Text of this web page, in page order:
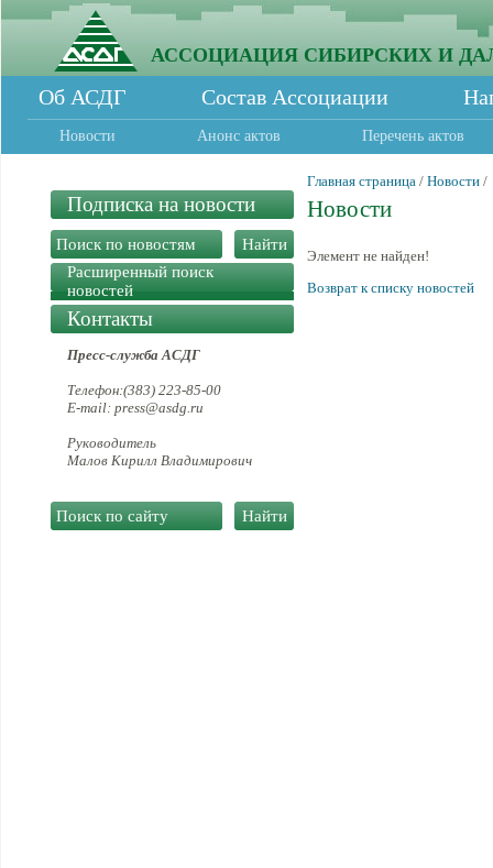
АССОЦИАЦИЯ СИБИРСКИХ И
Об АСДГ Состав Ассоциации
Новости Анонс актов Перечень актов
Подписка на новости
Расширенный поиск
новостей
Контакты
Пресс-служба АСДГ
Телефон:(383) 223-85-00
E-mail: press@asdg.ru
Руководитель
Малов Кирилл Владимирович
Главная страница / Новости /
Новости
Элемент не найден!
Возврат к списку новостей